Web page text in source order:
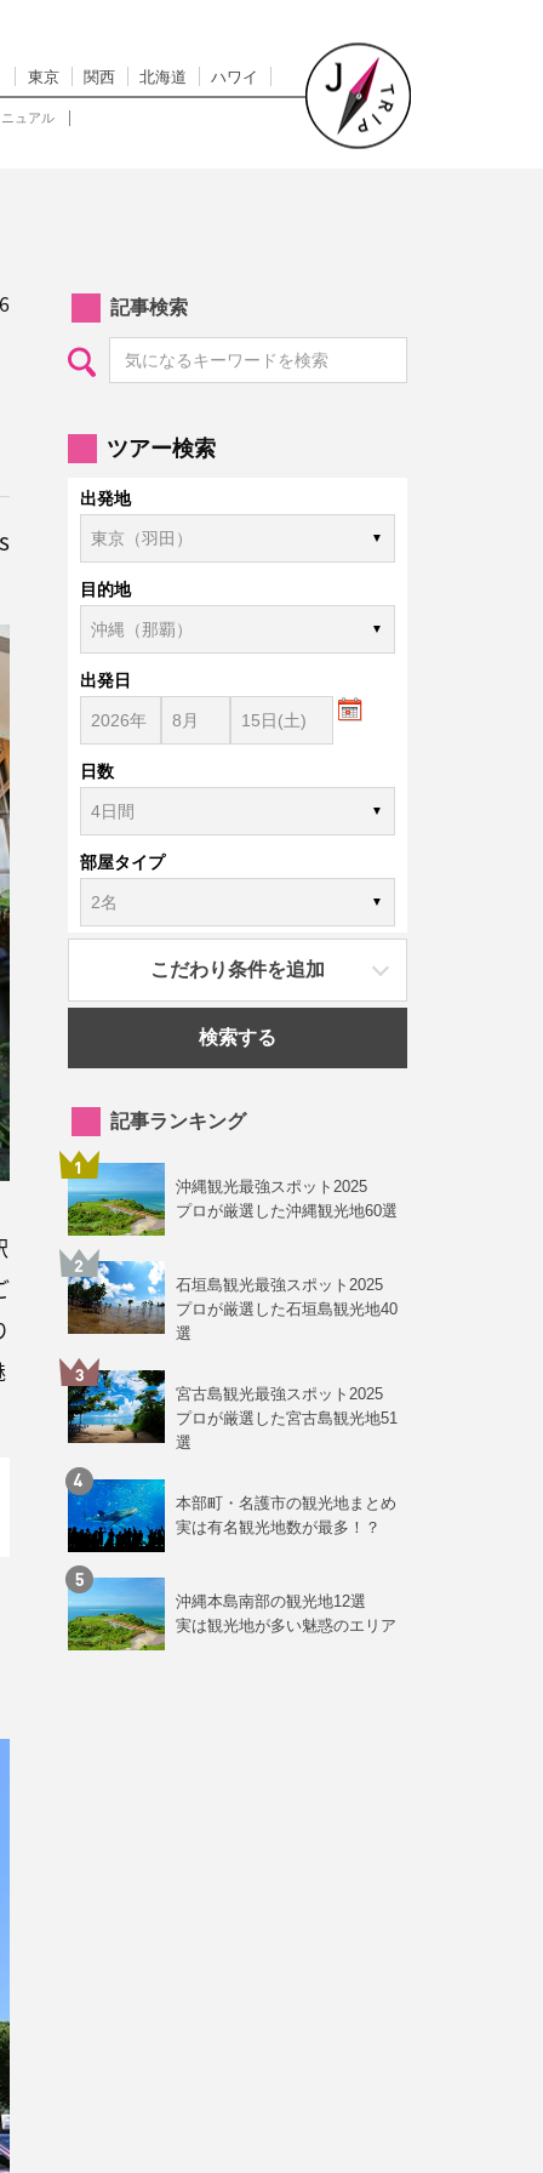
東京 関西 北海道 ハワイ
ュアル
記事検索
ツアー検索
出発地
目的地
出発日
日数
部屋タイプ
こだわり条件を追加
検索する
記事ランキング
沖縄観光最強スポット2025
プロが厳選した沖縄観光地60選
石垣島観光最強スポット2025
プロが厳選した石垣島観光地40
選
宮古島観光最強スポット2025
プロが厳選した宮古島観光地51
選
本部町・名護市の観光地まとめ
実は有名観光地数が最多！？
沖縄本島南部の観光地12選
実は観光地が多い魅惑のエリア